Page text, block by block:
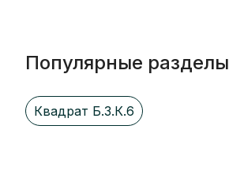
Популярные разделы
Квадрат Б.3.К.6